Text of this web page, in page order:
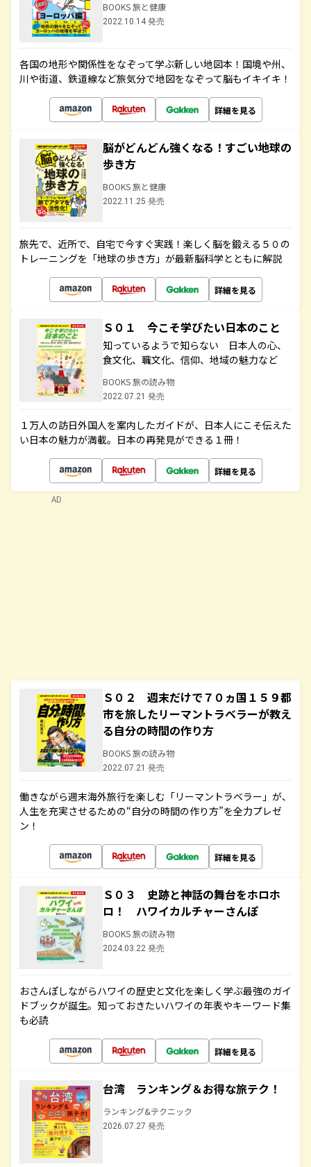
BOOKS 旅と健康
2022.10.14 発売
各国の地形や関係性をなぞって学ぶ新しい地図本！国境や州、
川や街道、鉄道線など旅気分で地図をなぞって脳もイキイキ！
詳細を見る
脳がどんどん強くなる！すごい地球の
歩き方
BOOKS 旅と健康
2022.11.25 発売
旅先で、近所で、自宅で今すぐ実践！楽しく脳を鍛える５０の
トレーニングを「地球の歩き方」が最新脳科学とともに解説
詳細を見る
Ｓ０１ 今こそ学びたい日本のこと
知っているようで知らない 日本人の心、
食文化、職文化、信仰、地域の魅力など
BOOKS 旅の読み物
2022.07.21 発売
１万人の訪日外国人を案内したガイドが、日本人にこそ伝えた
い日本の魅力が満載。日本の再発見ができる１冊！
詳細を見る
Ｓ０２ 週末だけで７０ヵ国１５９都
市を旅したリーマントラベラーが教え
る自分の時間の作り方
BOOKS 旅の読み物
2022.07.21 発売
働きながら週末海外旅行を楽しむ「リーマントラベラー」が、
人生を充実させるための“自分の時間の作り方”を全力プレゼ
ン！
詳細を見る
Ｓ０３ 史跡と神話の舞台をホロホ
ロ！ ハワイカルチャーさんぽ
BOOKS 旅の読み物
2024.03.22 発売
おさんぽしながらハワイの歴史と文化を楽しく学ぶ最強のガイ
ドブックが誕生。知っておきたいハワイの年表やキーワード集
も必読
詳細を見る
台湾 ランキング＆お得な旅テク！
ランキング&テクニック
2026.07.27 発売
AD